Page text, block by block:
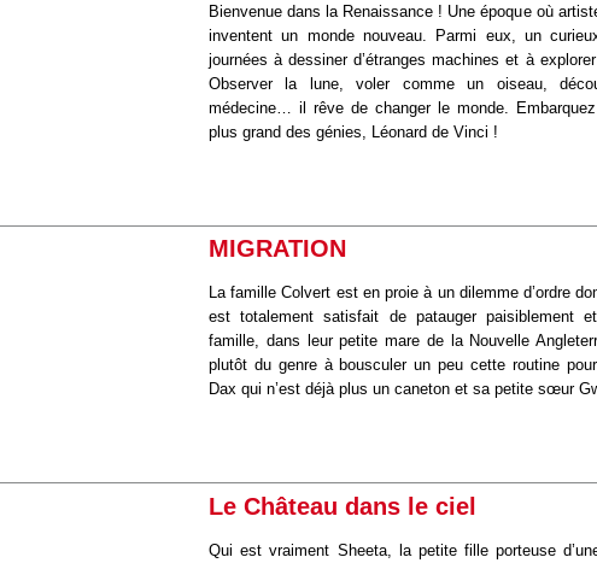
Bienvenue dans la Renaissance ! Une époque où
inventent un monde nouveau. Parmi eux, un
journées à dessiner d’étranges machines et à
Observer la lune, voler comme un oiseau,
médecine… il rêve de changer le monde.
plus grand des génies, Léonard de Vinci !
MIGRATION
La famille Colvert est en proie à un dilemme d’ordre
est totalement satisfait de patauger paisiblement
famille, dans leur petite mare de la Nouvelle
plutôt du genre à bousculer un peu cette routine
Dax qui n’est déjà plus un caneton et sa petite sœur
Le Château dans le ciel
Qui est vraiment Sheeta, la petite fille porteuse